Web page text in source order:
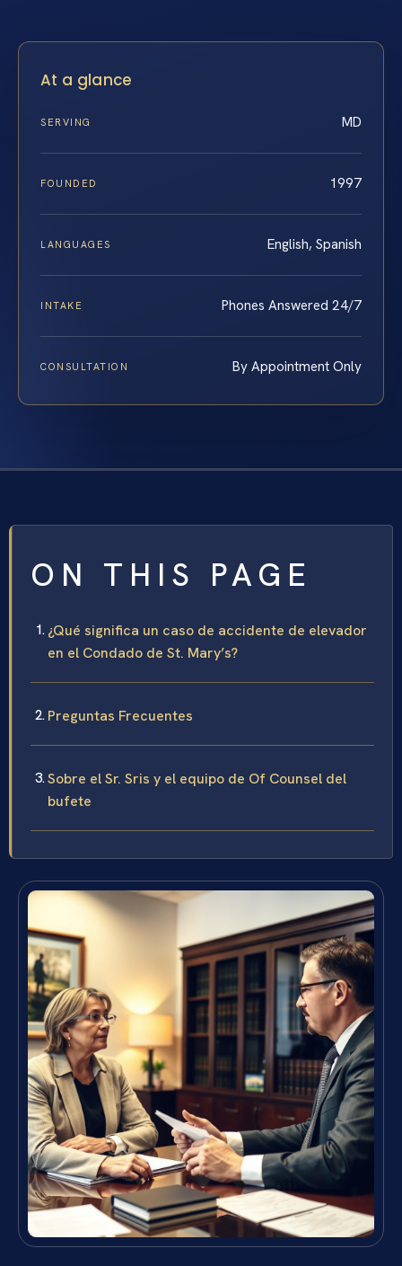
At a glance
SERVING MD
FOUNDED 1997
LANGUAGES English, Spanish
INTAKE Phones Answered 24/7
CONSULTATION By Appointment Only
ON THIS PAGE
¿Qué significa un caso de accidente de elevador
en el Condado de St. Mary’s?
Preguntas Frecuentes
Sobre el Sr. Sris y el equipo de Of Counsel del
bufete